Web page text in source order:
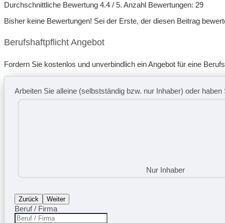
Durchschnittliche Bewertung 4.4 / 5. Anzahl Bewertungen: 29
Bisher keine Bewertungen! Sei der Erste, der diesen Beitrag
Berufshaftpflicht Angebot
Fordern Sie kostenlos und unverbindlich ein Angebot für eine
Arbeiten Sie alleine (selbstständig bzw. nur Inhaber) oder haben
Nur Inhaber
Zurück Weiter
Beruf / Firma